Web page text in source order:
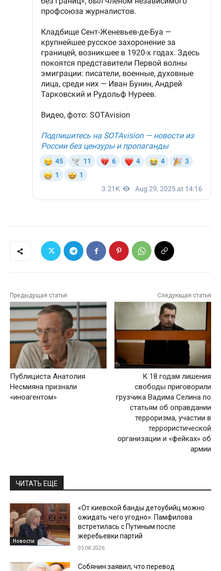
Предыдущая статья
Публициста Анатолия
Несмияна признали
«иноагентом»
Следующая статья
К 18 годам лишения
свободы приговорили
грузчика Вадима Селина по
статьям об оправдании
терроризма, участии в
террористической
организации и «фейках» об
армии
ЧИТАТЬ ЕЩЕ
Новости
«От киевской банды детоубийц можно
ожидать чего угодно». Памфилова
встретилась с Путиным после
жеребьевки партий
05.08.2026
Собянин заявил, что перевод